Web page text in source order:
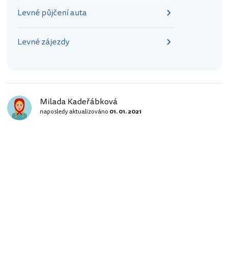
Levné půjčení auta
Levné zájezdy
Milada Kadeřábková
naposledy aktualizováno 01. 01. 2021